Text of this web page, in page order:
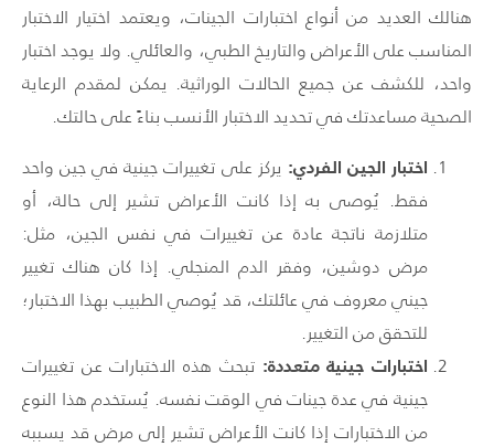
هنالك العديد من أنواع اختبارات الجينات، ويعتمد اختيار الاختبار
المناسب على الأعراض والتاريخ الطبي، والعائلي. ولا يوجد اختبار
واحد، للكشف عن جميع الحالات الوراثية. يمكن لمقدم الرعاية
الصحية مساعدتك في تحديد الاختبار الأنسب بناءً على حالتك.
اختبار الجين الفردي: يركز على تغييرات جينية في جين واحد
فقط. يُوصى به إذا كانت الأعراض تشير إلى حالة، أو
متلازمة ناتجة عادة عن تغييرات في نفس الجين، مثل:
مرض دوشين، وفقر الدم المنجلي. إذا كان هناك تغيير
جيني معروف في عائلتك، قد يُوصي الطبيب بهذا الاختبار؛
للتحقق من التغيير.
اختبارات جينية متعددة: تبحث هذه الاختبارات عن تغييرات
جينية في عدة جينات في الوقت نفسه. يُستخدم هذا النوع
من الاختبارات إذا كانت الأعراض تشير إلى مرض قد يسببه